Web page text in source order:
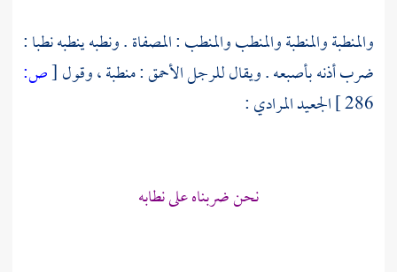
والمنطبة والمنطبة والمنطب والمنطب : المصفاة . ونطبه ينطبه نطبا :
ضرب أذنه بأصبعه . ويقال للرجل الأحمق : منطبة ، وقول[ص:
286 ] الجعيد المرادي:
نحن ضربناه على نطابه